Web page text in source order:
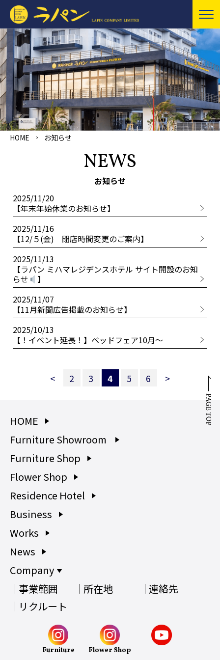
HOME お知らせ
NEWS
お知らせ
2025/11/20
【年末年始休業のお知らせ】
2025/11/16
【12/５(金) 閉店時間変更のご案内】
2025/11/13
【ラパン ミハマレジデンスホテル サイト開設のお知
らせ
】
2025/11/07
【11月新聞広告掲載のお知らせ】
2025/10/13
【！イベント延長！】ベッドフェア10月～
< 2 3 4 5 6 >
HOME
Furniture Showroom
Furniture Shop
Flower Shop
Residence Hotel
Business
Works
News
Company
事業範囲
所在地
連絡先
リクルート
Furniture Flower Shop